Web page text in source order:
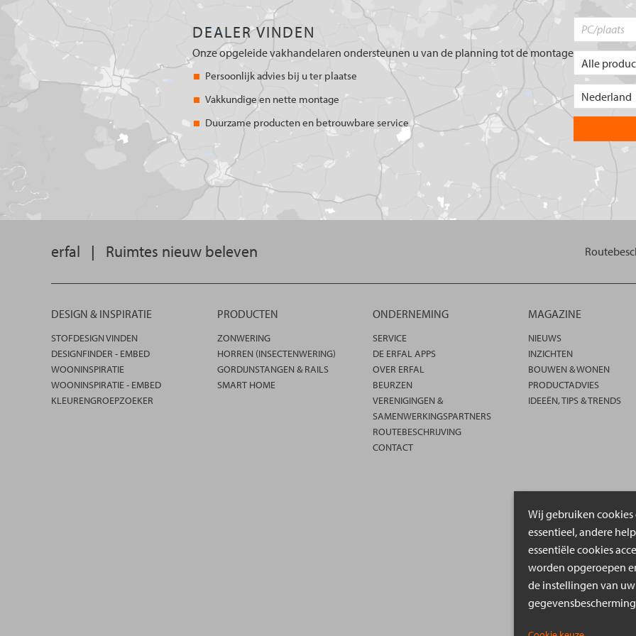
Wij gebruiken
essentieel, andere
essentiële cookies
worden opgeroepen
de instellingen van
DEALER VINDEN
Onze opgeleide vakhandelaren ondersteunen u van de planning tot de montage
Persoonlijk advies bij u ter plaatse
Vakkundige en nette montage
Duurzame producten en betrouwbare service
erfal | Ruimtes nieuw beleven
DESIGN & INSPIRATIE
STOFDESIGN VINDEN
DESIGNFINDER - EMBED
WOONINSPIRATIE
WOONINSPIRATIE - EMBED
KLEURENGROEPZOEKER
PRODUCTEN
ZONWERING
HORREN (INSECTENWERING)
GORDIJNSTANGEN & RAILS
SMART HOME
ONDERNEMING
SERVICE
DE ERFAL APPS
OVER ERFAL
BEURZEN
VERENIGINGEN &
SAMENWERKINGSPARTNERS
ROUTEBESCHRIJVING
CONTACT
MAGAZINE
NIEUWS
INZICHTEN
BOUWEN & WONEN
PRODUCTADVIES
IDEEËN, TIPS & TRENDS